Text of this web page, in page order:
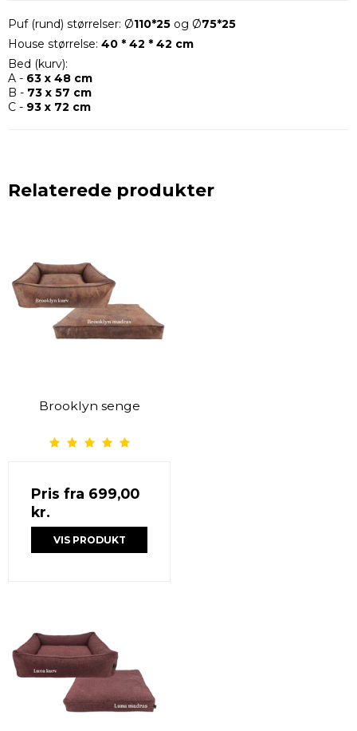
Puf (rund) størrelser: Ø110*25 og Ø75*25
House størrelse: 40 * 42 * 42 cm
Bed (kurv):
A - 63 x 48 cm
B - 73 x 57 cm
C - 93 x 72 cm
Relaterede produkter
Brooklyn senge
Pris fra 699,00
kr.
VIS PRODUKT